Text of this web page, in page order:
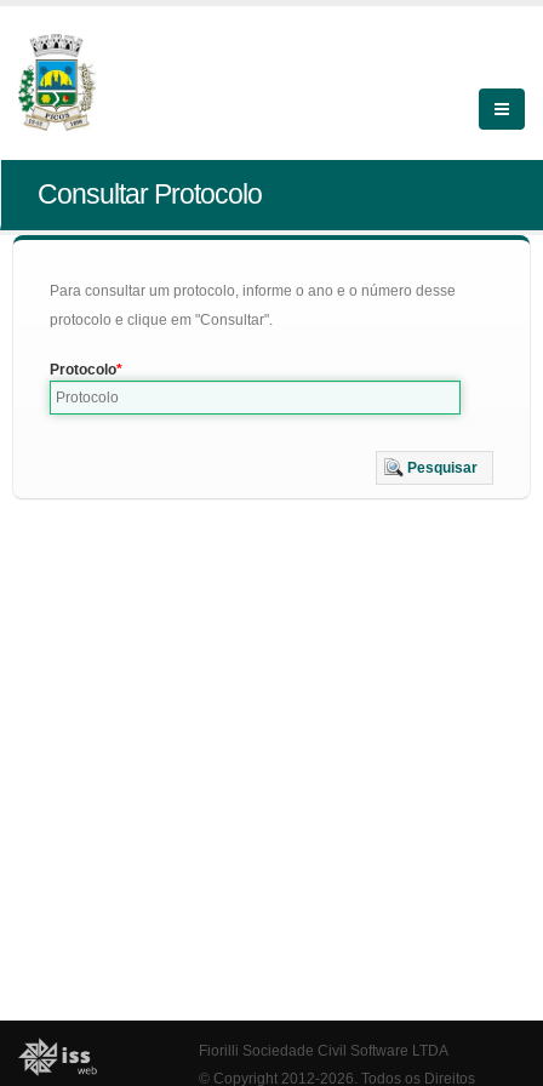
Consultar Protocolo
Para consultar um protocolo, informe o ano e o número desse
protocolo e clique em "Consultar".
Protocolo
Pesquisar
Fiorilli Sociedade Civil Software LTDA
© Copyright 2012-2026. Todos os Direitos